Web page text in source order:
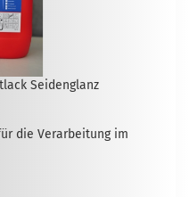
Seidenglanz
die Verarbeitung im